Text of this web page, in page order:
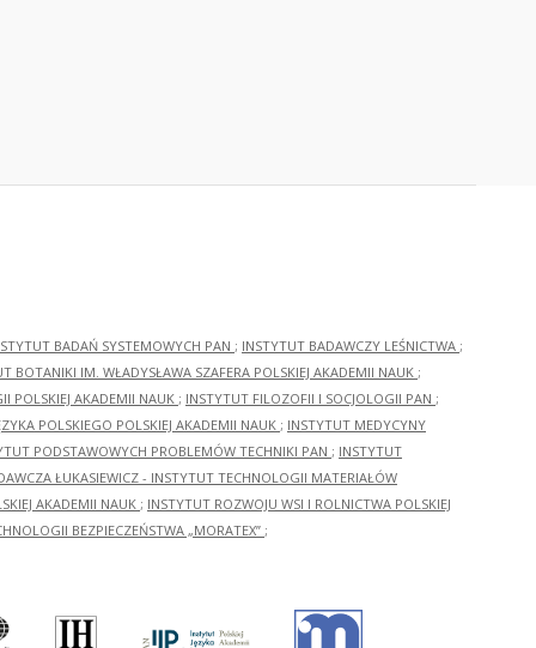
BADAŃ SYSTEMOWYCH PAN ; INSTYTUT BADAWCZY LEŚNICTWA ;
BOTANIKI IM. WŁADYSŁAWA SZAFERA POLSKIEJ AKADEMII NAUK ;
POLSKIEJ AKADEMII NAUK ; INSTYTUT FILOZOFII I SOCJOLOGII PAN ;
POLSKIEGO POLSKIEJ AKADEMII NAUK ; INSTYTUT MEDYCYNY
PODSTAWOWYCH PROBLEMÓW TECHNIKI PAN ; INSTYTUT
ŁUKASIEWICZ - INSTYTUT TECHNOLOGII MATERIAŁÓW
AKADEMII NAUK ; INSTYTUT ROZWOJU WSI I ROLNICTWA POLSKIEJ
BEZPIECZEŃSTWA „MORATEX” ;